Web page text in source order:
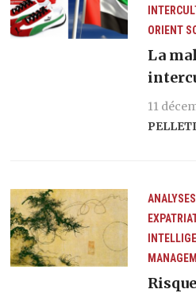
ORIENT
La
11
ANALYSES